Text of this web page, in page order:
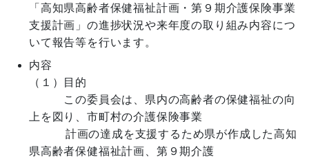
「高知県高齢者保健福祉計画・第９期介護保険事業
支援計画」の進捗状況や来年度の取り組み内容につ
いて報告等を行います。
内容
（１）目的
この委員会は、県内の高齢者の保健福祉の向
上を図り、市町村の介護保険事業
県高齢者保健福祉計画、第９期介護